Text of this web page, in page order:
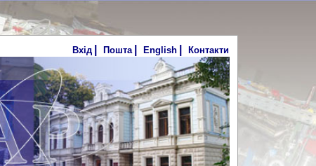
Контакти
English
Пошта
Вхід